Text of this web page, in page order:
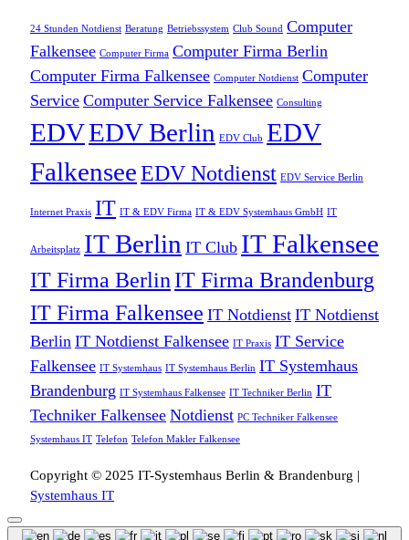
24 Stunden Notdienst Beratung Betriebssystem Club Sound Computer
Falkensee Computer Firma Computer Firma Berlin
Computer Firma Falkensee Computer Notdienst Computer
Service Computer Service Falkensee Consulting
EDVEDV Berlin EDV Club EDV
FalkenseeEDV Notdienst EDV Service Berlin
Internet Praxis IT IT & EDV Firma IT & EDV Systemhaus GmbH IT
Arbeitsplatz IT Berlin IT Club IT Falkensee
IT Firma Berlin IT Firma Brandenburg
IT Firma Falkensee IT Notdienst IT Notdienst
Berlin IT Notdienst Falkensee IT Praxis IT Service
Falkensee IT Systemhaus IT Systemhaus Berlin IT Systemhaus
Brandenburg IT Systemhaus Falkensee IT Techniker Berlin IT
Techniker Falkensee Notdienst PC Techniker Falkensee
Systemhaus IT Telefon Telefon Makler Falkensee
Copyright © 2025 IT-Systemhaus Berlin & Brandenburg |
Systemhaus IT